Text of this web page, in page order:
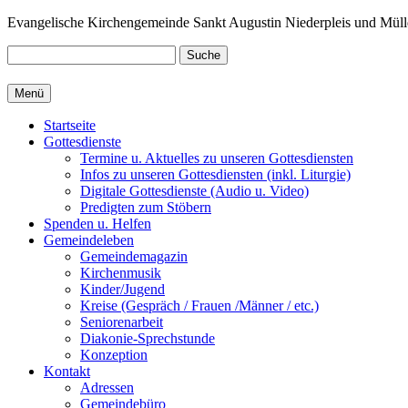
Zum
Evangelische Kirchengemeinde Sankt Augustin Niederpleis und
Suche
Menü
Startseite
Gottesdienste
Termine u. Aktuelles zu unseren Gottesdiensten
Infos zu unseren Gottesdiensten (inkl. Liturgie)
Digitale Gottesdienste (Audio u. Video)
Predigten zum Stöbern
Spenden u. Helfen
Gemeindeleben
Gemeindemagazin
Kirchenmusik
Kinder/Jugend
Kreise (Gespräch / Frauen /Männer / etc.)
Seniorenarbeit
Diakonie-Sprechstunde
Konzeption
Kontakt
Adressen
Gemeindebüro